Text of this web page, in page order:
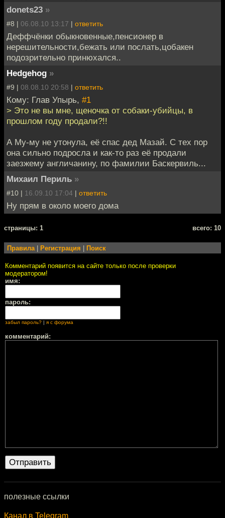
donets23 »
#8 | 06.08.10 13:17 | ответить
Деффчёнки обыкновенные,пенсионер в
нерешительности,бежать или послать,цобакен
подозрительно принюхался..
Hedgehog »
#9 | 08.08.10 20:58 | ответить
Кому: Глав Упырь, #1
> Это не вы мне, щеночка от собаки-убийцы, в
прошлом году продали?!!
А Му-му не утонула, её спас дед Мазай. С тех пор
она сильно подросла и как-то раз её продали
заезжему англичанину, по фамилии Баскервиль...
Михаил Периль »
#10 | 16.09.10 17:04 | ответить
Ну прям в около моего дома
cтраницы: 1 всего: 10
Правила| Регистрация Поиск
Комментарий появится на сайте только после проверки
модератором!
имя:
пароль:
забыл пароль? я с форума
комментарий:
полезные ссылки
Канал в Telegram